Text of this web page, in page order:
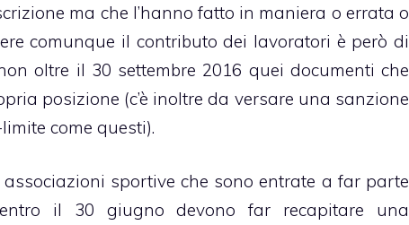
ma che l’hanno fatto in maniera o errata o
comunque il contributo dei lavoratori è però di
oltre il 30 settembre 2016 quei documenti che
posizione (c’è inoltre da versare una sanzione
come questi).
sportive che sono entrate a far parte
il 30 giugno devono far recapitare una